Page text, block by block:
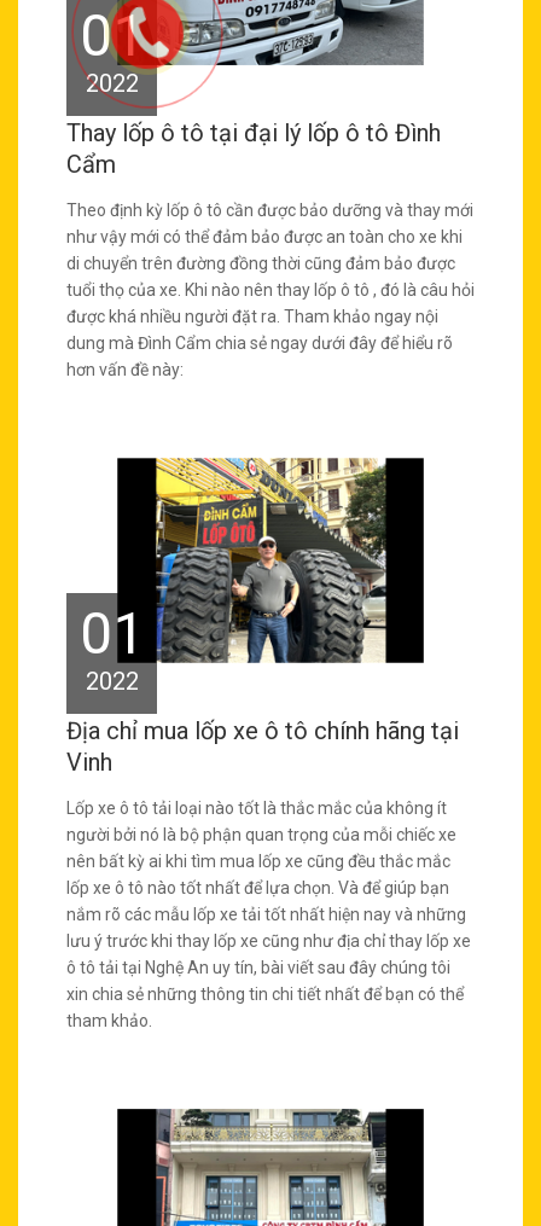
01
2022
Thay lốp ô tô tại đại lý lốp ô tô Đình
Cẩm
Theo định kỳ lốp ô tô cần được bảo dưỡng và thay mới
như vậy mới có thể đảm bảo được an toàn cho xe khi
di chuyển trên đường đồng thời cũng đảm bảo được
tuổi thọ của xe. Khi nào nên thay lốp ô tô , đó là câu hỏi
được khá nhiều người đặt ra. Tham khảo ngay nội
dung mà Đình Cẩm chia sẻ ngay dưới đây để hiểu rõ
hơn vấn đề này:
01
2022
Địa chỉ mua lốp xe ô tô chính hãng tại
Vinh
Lốp xe ô tô tải loại nào tốt là thắc mắc của không ít
người bởi nó là bộ phận quan trọng của mỗi chiếc xe
nên bất kỳ ai khi tìm mua lốp xe cũng đều thắc mắc
lốp xe ô tô nào tốt nhất để lựa chọn. Và để giúp bạn
nắm rõ các mẫu lốp xe tải tốt nhất hiện nay và những
lưu ý trước khi thay lốp xe cũng như địa chỉ thay lốp xe
ô tô tải tại Nghệ An uy tín, bài viết sau đây chúng tôi
xin chia sẻ những thông tin chi tiết nhất để bạn có thể
tham khảo.